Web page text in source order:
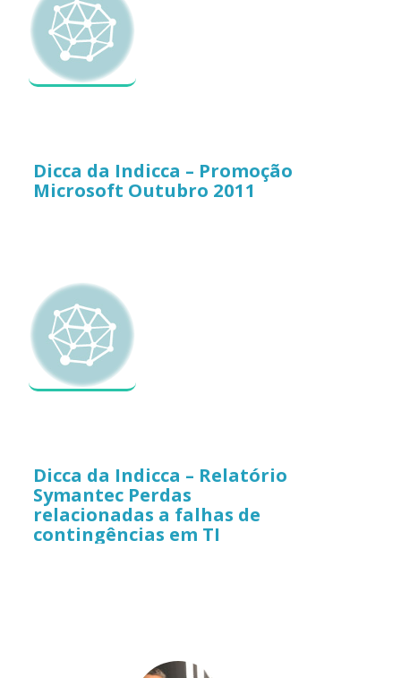
Dicca da Indicca – Promoção
Microsoft Outubro 2011
Dicca da Indicca – Relatório
Symantec Perdas
relacionadas a falhas de
contingências em TI